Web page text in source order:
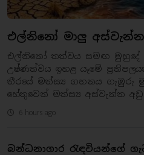
එල්නිනෝ මාලු
එල්නිනෝ තත්වය සමඟ මුහුදේ
උෂ්ණත්වය ඉහළ යෑමේ
තීරයේ මත්ස්‍ය ගහනය ගැඹුරු
හේතුවෙන් මත්ස්‍ය අස්වැන්න
6 hours ago
බන්ධනාගාර රැඳවියන්ගේ